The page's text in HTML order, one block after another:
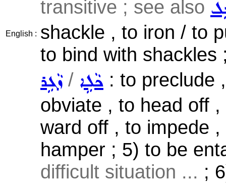
English :
transitive ; see also
shackle , to iron / to
to bind with
ܙܵܓܹܪ/ ܟܵܠܹܐ : to preclude
obviate , to head off
ward off , to impede
hamper ; 5) to be
difficult situation ... ;